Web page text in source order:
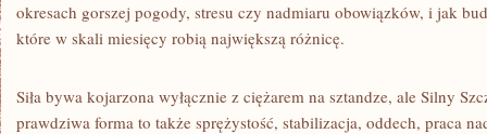
okresach gorszej pogody, stresu czy nadmiaru obowiązków, i jak
które w skali miesięcy robią największą różnicę.
Siła bywa kojarzona wyłącznie z ciężarem na sztandze, ale Silny
prawdziwa forma to także sprężystość, stabilizacja, oddech, praca